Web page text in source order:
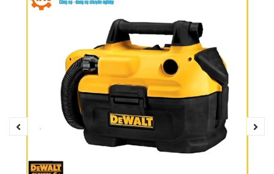
Cách sử dụng: Bạn chỉ cần đứng yên một chỗ, thao tác
trực tiếp thông qua các phím. Sau đó trỏ tia laser đến vị trí
bạn cần đo kết quả sau vài giây sẽ lập tức được cập nhật
trên màn hình LCD. Ngoài ra máy cũng cho phép lưu trữ